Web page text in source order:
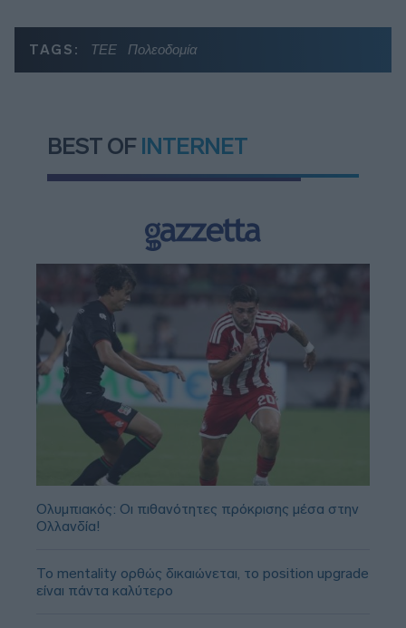
TAGS: ΤΕΕ Πολεοδομία
BEST OF INTERNET
Ολυμπιακός: Οι πιθανότητες πρόκρισης μέσα στην
Ολλανδία!
Το mentality ορθώς δικαιώνεται, το position upgrade
είναι πάντα καλύτερο